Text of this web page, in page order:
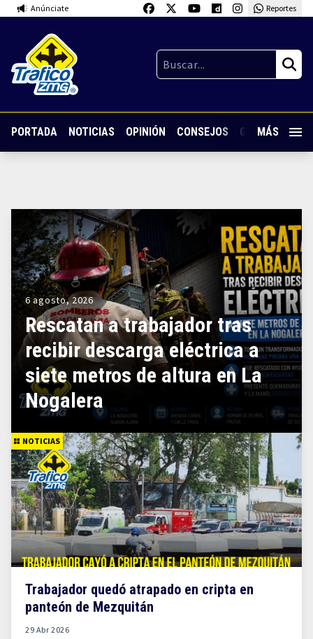
Anúnciate Reportes
PORTADA NOTICIAS OPINIÓN CONSEJOS GUARDIA
MÁS
6 agosto, 2026
Rescatan a trabajador tras
recibir descarga eléctrica a
siete metros de altura en La
Nogalera
NOTICIAS
Trabajador quedó atrapado en cripta en
panteón de Mezquitán
29 Abr 2026